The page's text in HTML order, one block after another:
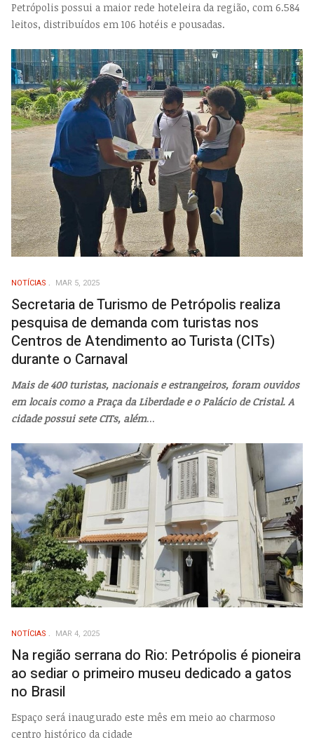
Petrópolis possui a maior rede hoteleira da região, com 6.584
leitos, distribuídos em 106 hotéis e pousadas.
NOTÍCIAS MAR 5, 2025
Secretaria de Turismo de Petrópolis realiza
pesquisa de demanda com turistas nos
Centros de Atendimento ao Turista (CITs)
durante o Carnaval
Mais de 400 turistas, nacionais e estrangeiros, foram ouvidos
em locais como a Praça da Liberdade e o Palácio de Cristal. A
cidade possui sete CITs, além...
NOTÍCIAS MAR 4, 2025
Na região serrana do Rio: Petrópolis é pioneira
ao sediar o primeiro museu dedicado a gatos
no Brasil
Espaço será inaugurado este mês em meio ao charmoso
centro histórico da cidade